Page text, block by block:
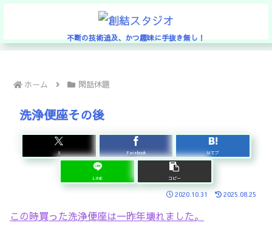
不断の技術追及、かつ趣味に手抜き無し！
ホーム 閑話休題
洗浄便座その後
X Facebook はてブ
LINE コピー
2020.10.31 2025.08.25
この時買った洗浄便座は一昨年壊れました。